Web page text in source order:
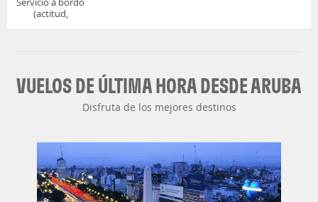
(actitud,
VUELOS DE ÚLTIMA HORA DESDE ARUBA
Disfruta de los mejores destinos